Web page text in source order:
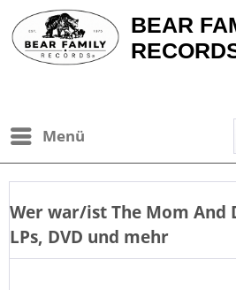
BEAR
Menü
Wer war/istThe Mom And
LPs, DVD und mehr